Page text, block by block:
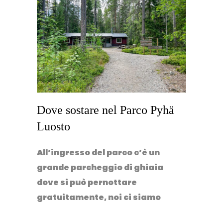
Dove sostare nel Parco Pyhä
Luosto
All’ingresso del parco c’è un
grande parcheggio di ghiaia
dove si può pernottare
gratuitamente, noi ci siamo